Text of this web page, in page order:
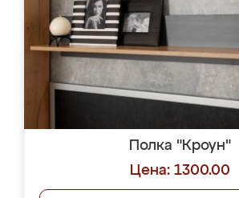
Полка "Кроун"
Цена: 1300.00